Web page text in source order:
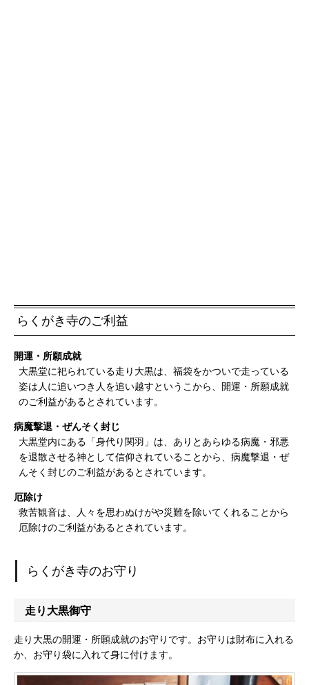
らくがき寺のご利益
開運・所願成就
大黒堂に祀られている走り大黒は、福袋をかついで走っている
姿は人に追いつき人を追い越すというこから、開運・所願成就
のご利益があるとされています。
病魔撃退・ぜんそく封じ
大黒堂内にある「身代り関羽」は、ありとあらゆる病魔・邪悪
を退散させる神として信仰されていることから、病魔撃退・ぜ
んそく封じのご利益があるとされています。
厄除け
救苦観音は、人々を思わぬけがや災難を除いてくれることから
厄除けのご利益があるとされています。
らくがき寺のお守り
走り大黒御守
走り大黒の開運・所願成就のお守りです。お守りは財布に入れる
か、お守り袋に入れて身に付けます。